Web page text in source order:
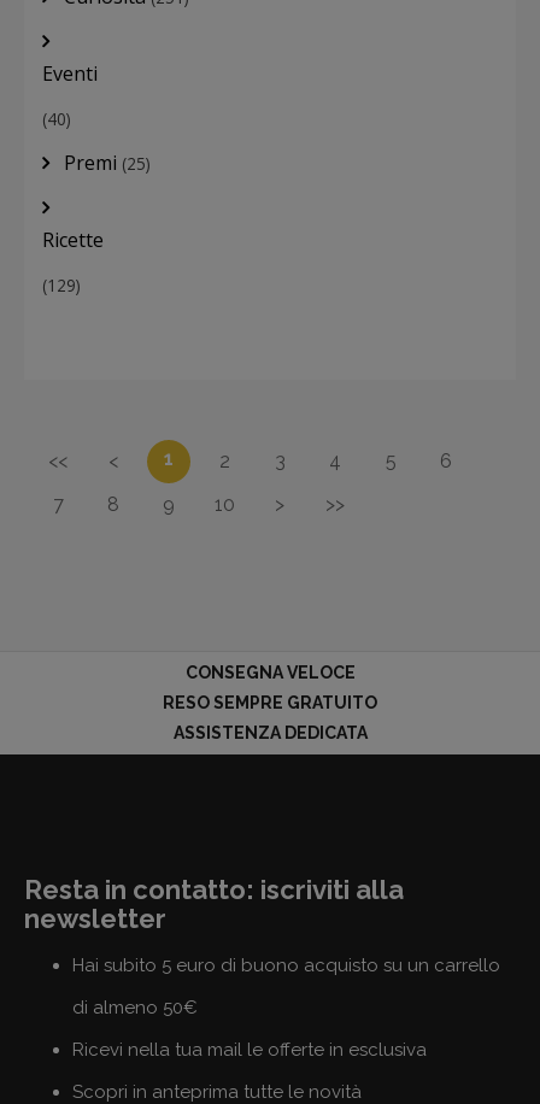
Eventi
(40)
Premi (25)
Ricette
(129)
<< < 1 2 3 4 5
6
7
8 9 10 > >>
CONSEGNA VELOCE
RESO SEMPRE GRATUITO
ASSISTENZA DEDICATA
Resta in contatto: iscriviti alla
newsletter
Hai subito 5 euro di buono acquisto su un carrello
di almeno 50€
Ricevi nella tua mail le offerte in esclusiva
Scopri in anteprima tutte le novità